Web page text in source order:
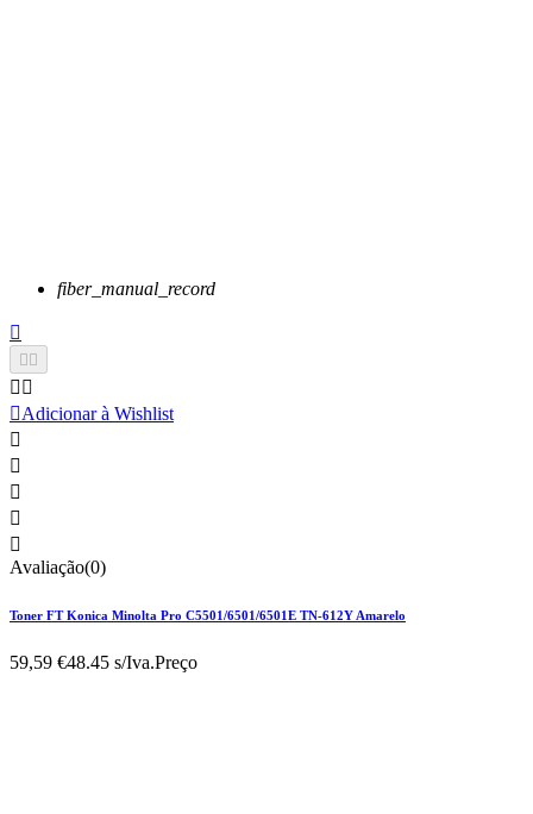
fiber_manual_record

 
 
Adicionar à Wishlist





Avaliação(0)
Toner FT Konica Minolta Pro C5501/6501/6501E TN-612Y Amarelo
59,59 €48.45 s/Iva.Preço